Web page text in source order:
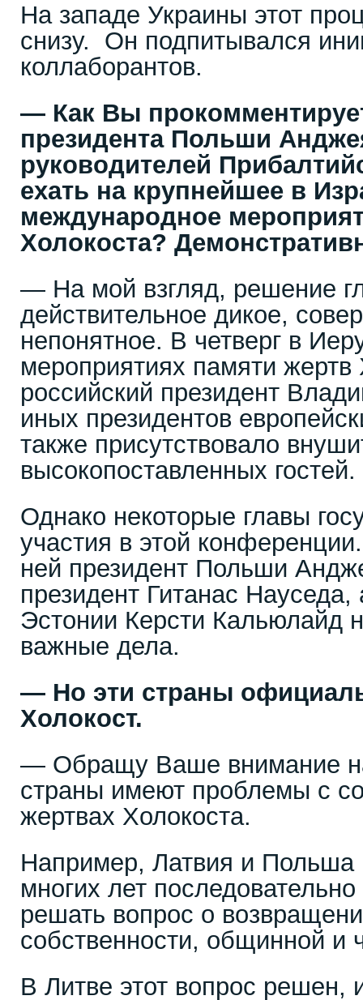
На западе Украины этот
снизу. Он подпитывался
коллаборантов.
— Как Вы
президента Польши
руководителей
ехать на крупнейшее в
международное
Холокоста?
— На мой взгляд, решение
действительное дикое,
непонятное. В четверг в
мероприятиях памяти жертв
российский президент
иных президентов
также присутствовало
высокопоставленных гостей.
Однако некоторые главы
участия в этой
ней президент Польши
президент Гитанас Науседа,
Эстонии Керсти Кальюлайд
важные дела.
— Но эти страны
Холокост.
— Обращу Ваше внимание
страны имеют проблемы с
жертвах Холокоста.
Например, Латвия и Польша
многих лет
решать вопрос о
собственности, общинной и
В Литве этот вопрос решен,